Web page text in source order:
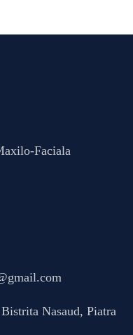
Faciala
Bistrita Nasaud, Piatra